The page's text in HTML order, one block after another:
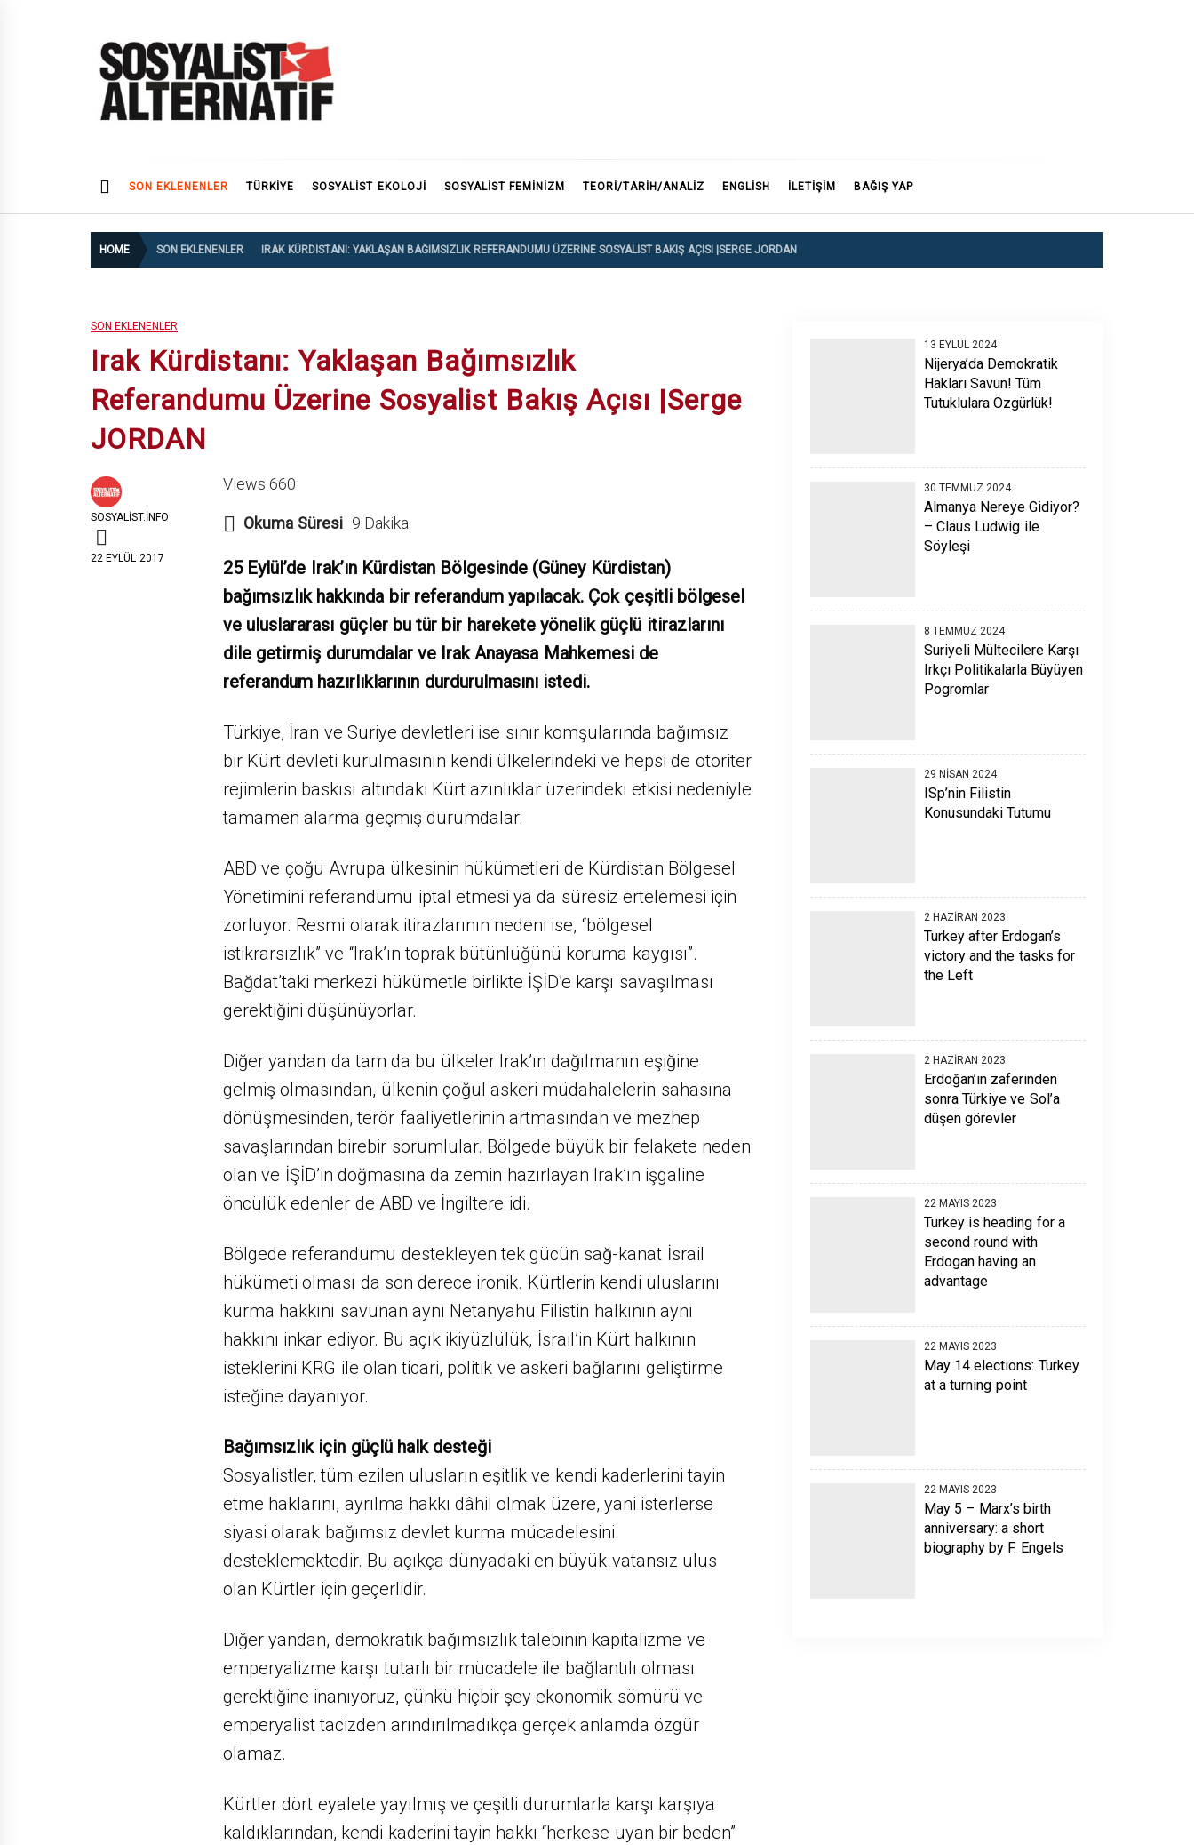
SON EKLENENLER TÜRKİYE SOSYALIST EKOLOJI SOSYALIST FEMINIZM TEORI/TARIH/ANALIZ ENGLISH İLETİŞİM BAĞIŞ YAP
HOME SON EKLENENLER IRAK KÜRDISTANI: YAKLAŞAN BAĞIMSIZLIK REFERANDUMU ÜZERINE SOSYALIST BAKIŞ AÇISI |SERGE JORDAN
SON EKLENENLER
Irak Kürdistanı: Yaklaşan Bağımsızlık
Referandumu Üzerine Sosyalist Bakış Açısı |Serge
JORDAN
SOSYALIST.INFO
22 EYLÜL 2017
Views 660
Okuma Süresi 9 Dakika
25 Eylül’de Irak’ın Kürdistan Bölgesinde (Güney Kürdistan)
bağımsızlık hakkında bir referandum yapılacak. Çok çeşitli bölgesel
ve uluslararası güçler bu tür bir harekete yönelik güçlü itirazlarını
dile getirmiş durumdalar ve Irak Anayasa Mahkemesi de
referandum hazırlıklarının durdurulmasını istedi.
Türkiye, İran ve Suriye devletleri ise sınır komşularında bağımsız
bir Kürt devleti kurulmasının kendi ülkelerindeki ve hepsi de otoriter
rejimlerin baskısı altındaki Kürt azınlıklar üzerindeki etkisi nedeniyle
tamamen alarma geçmiş durumdalar.
ABD ve çoğu Avrupa ülkesinin hükümetleri de Kürdistan Bölgesel
Yönetimini referandumu iptal etmesi ya da süresiz ertelemesi için
zorluyor. Resmi olarak itirazlarının nedeni ise, “bölgesel
istikrarsızlık” ve “Irak’ın toprak bütünlüğünü koruma kaygısı”.
Bağdat’taki merkezi hükümetle birlikte İŞİD’e karşı savaşılması
gerektiğini düşünüyorlar.
Diğer yandan da tam da bu ülkeler Irak’ın dağılmanın eşiğine
gelmiş olmasından, ülkenin çoğul askeri müdahalelerin sahasına
dönüşmesinden, terör faaliyetlerinin artmasından ve mezhep
savaşlarından birebir sorumlular. Bölgede büyük bir felakete neden
olan ve İŞİD’in doğmasına da zemin hazırlayan Irak’ın işgaline
öncülük edenler de ABD ve İngiltere idi.
Bölgede referandumu destekleyen tek gücün sağ-kanat İsrail
hükümeti olması da son derece ironik. Kürtlerin kendi uluslarını
kurma hakkını savunan aynı Netanyahu Filistin halkının aynı
hakkını inkar ediyor. Bu açık ikiyüzlülük, İsrail’in Kürt halkının
isteklerini KRG ile olan ticari, politik ve askeri bağlarını geliştirme
isteğine dayanıyor.
Bağımsızlık için güçlü halk desteği
Sosyalistler, tüm ezilen ulusların eşitlik ve kendi kaderlerini tayin
etme haklarını, ayrılma hakkı dâhil olmak üzere, yani isterlerse
siyasi olarak bağımsız devlet kurma mücadelesini
desteklemektedir. Bu açıkça dünyadaki en büyük vatansız ulus
olan Kürtler için geçerlidir.
Diğer yandan, demokratik bağımsızlık talebinin kapitalizme ve
emperyalizme karşı tutarlı bir mücadele ile bağlantılı olması
gerektiğine inanıyoruz, çünkü hiçbir şey ekonomik sömürü ve
emperyalist tacizden arındırılmadıkça gerçek anlamda özgür
olamaz.
Kürtler dört eyalete yayılmış ve çeşitli durumlarla karşı karşıya
kaldıklarından, kendi kaderini tayin hakkı “herkese uyan bir beden”
13 EYLÜL 2024
Nijerya’da Demokratik
Hakları Savun! Tüm
Tutuklulara Özgürlük!
30 TEMMUZ 2024
Almanya Nereye Gidiyor?
– Claus Ludwig ile
Söyleşi
8 TEMMUZ 2024
Suriyeli Mültecilere Karşı
Irkçı Politikalarla Büyüyen
Pogromlar
29 NISAN 2024
ISp’nin Filistin
Konusundaki Tutumu
2 HAZIRAN 2023
Turkey after Erdogan’s
victory and the tasks for
the Left
2 HAZIRAN 2023
Erdoğan’ın zaferinden
sonra Türkiye ve Sol’a
düşen görevler
22 MAYIS 2023
Turkey is heading for a
second round with
Erdogan having an
advantage
22 MAYIS 2023
May 14 elections: Turkey
at a turning point
22 MAYIS 2023
May 5 – Marx’s birth
anniversary: a short
biography by F. Engels